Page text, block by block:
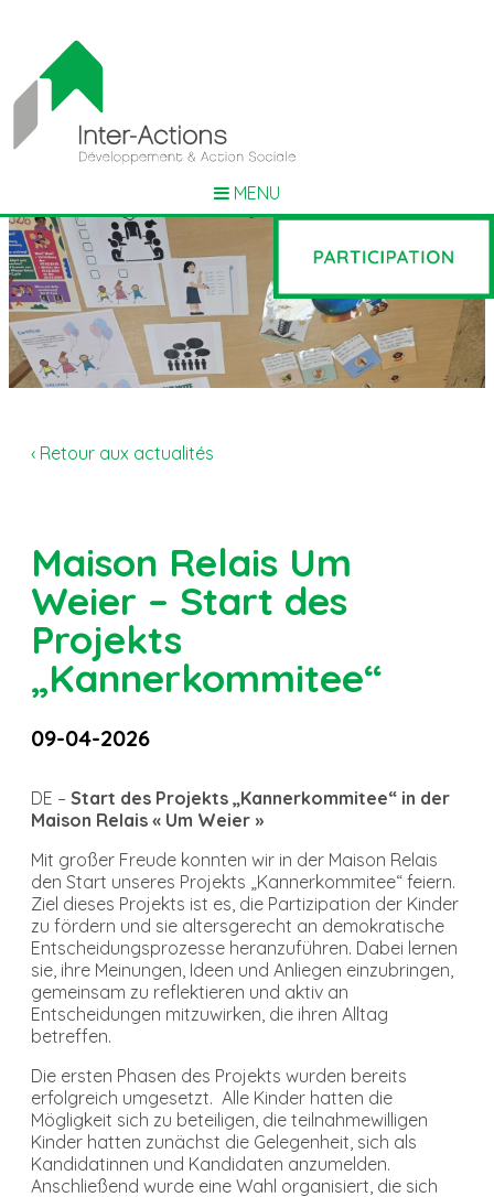
MENU
‹ Retour aux actualités
Maison Relais Um
Weier – Start des
Projekts
„Kannerkommitee“
09-04-2026
DE – Start des Projekts „Kannerkommitee“ in der
Maison Relais « Um Weier »
Mit großer Freude konnten wir in der Maison Relais
den Start unseres Projekts „Kannerkommitee“ feiern.
Ziel dieses Projekts ist es, die Partizipation der Kinder
zu fördern und sie altersgerecht an demokratische
Entscheidungsprozesse heranzuführen. Dabei lernen
sie, ihre Meinungen, Ideen und Anliegen einzubringen,
gemeinsam zu reflektieren und aktiv an
Entscheidungen mitzuwirken, die ihren Alltag
betreffen.
Die ersten Phasen des Projekts wurden bereits
erfolgreich umgesetzt. Alle Kinder hatten die
Mögligkeit sich zu beteiligen, die teilnahmewilligen
Kinder hatten zunächst die Gelegenheit, sich als
Kandidatinnen und Kandidaten anzumelden.
Anschließend wurde eine Wahl organisiert, die sich